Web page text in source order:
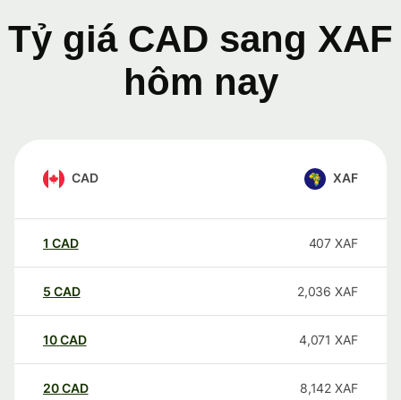
Tỷ giá CAD sang XAF
hôm nay
CAD XAF
1 CAD 407 XAF
5 CAD 2,036 XAF
10CAD 4,071 XAF
20CAD 8,142 XAF